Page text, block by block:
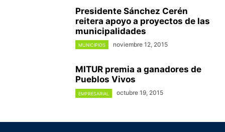
Presidente Sánchez Cerén
reitera apoyo a proyectos de las
municipalidades
MUNICIPIOS noviembre 12, 2015
MITUR premia a ganadores de
Pueblos Vivos
EMPRESARIAL octubre 19, 2015